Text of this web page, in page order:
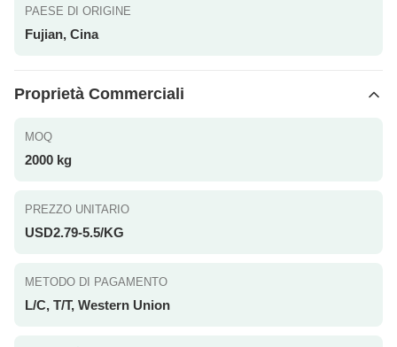
PAESE DI ORIGINE
Fujian, Cina
Proprietà Commerciali
MOQ
2000 kg
PREZZO UNITARIO
USD2.79-5.5/KG
METODO DI PAGAMENTO
L/C, T/T, Western Union